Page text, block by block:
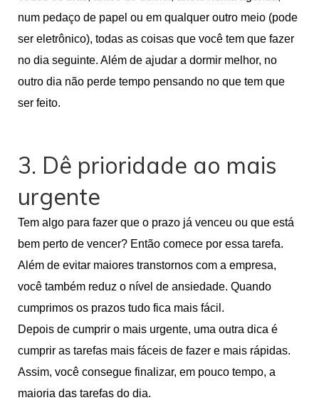
num pedaço de papel ou em qualquer outro meio (pode
ser eletrônico), todas as coisas que você tem que fazer
no dia seguinte. Além de ajudar a dormir melhor, no
outro dia não perde tempo pensando no que tem que
ser feito.
3. Dê prioridade ao mais
urgente
Tem algo para fazer que o prazo já venceu ou que está
bem perto de vencer? Então comece por essa tarefa.
Além de evitar maiores transtornos com a empresa,
você também reduz o nível de ansiedade. Quando
cumprimos os prazos tudo fica mais fácil.
Depois de cumprir o mais urgente, uma outra dica é
cumprir as tarefas mais fáceis de fazer e mais rápidas.
Assim, você consegue finalizar, em pouco tempo, a
maioria das tarefas do dia.